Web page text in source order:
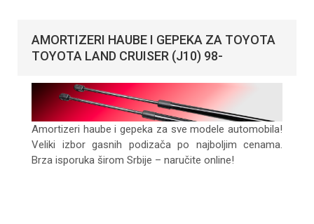
AMORTIZERI HAUBE I GEPEKA ZA TOYOTA
TOYOTA LAND CRUISER (J10) 98-
Amortizeri haube i gepeka za sve modele automobila!
Veliki izbor gasnih podizača po najboljim cenama.
Brza isporuka širom Srbije – naručite online!